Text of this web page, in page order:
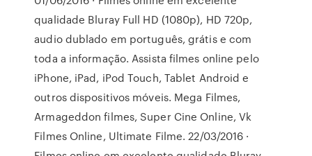
qualidade Bluray Full HD (1080p), HD 720p,
audio dublado em português, grátis e com
toda a informação. Assista filmes online pelo
iPhone, iPad, iPod Touch, Tablet Android e
outros dispositivos móveis. Mega Filmes,
Armageddon filmes, Super Cine Online, Vk
Filmes Online, Ultimate Filme. 22/03/2016 ·